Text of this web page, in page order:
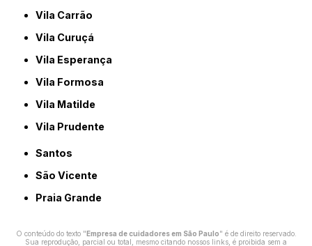
Vila Carrão
Vila Curuçá
Vila Esperança
Vila Formosa
Vila Matilde
Vila Prudente
Santos
São Vicente
Praia Grande
O conteúdo do texto "Empresa de cuidadores em São Paulo" é de direito reservado.
Sua reprodução, parcial ou total, mesmo citando nossos links, é proibida sem a